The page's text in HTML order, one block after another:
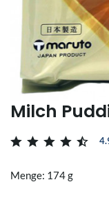
Milch
Menge: 174 g